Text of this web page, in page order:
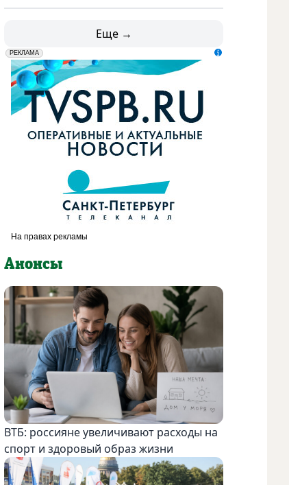
Еще →
erid: LdtCK5udn
РЕКЛАМА
АО "ГАТР", ИНН: 7841320717
Анонсы
ВТБ: россияне увеличивают расходы на
спорт и здоровый образ жизни